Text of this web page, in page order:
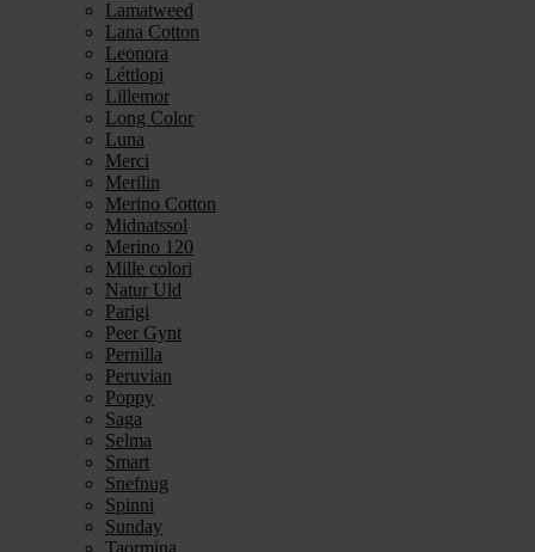
Lamatweed
Lana Cotton
Leonora
Léttlopi
Lillemor
Long Color
Luna
Merci
Merilin
Merino Cotton
Midnatssol
Merino 120
Mille colori
Natur Uld
Parigi
Peer Gynt
Pernilla
Peruvian
Poppy
Saga
Selma
Smart
Snefnug
Spinni
Sunday
Taormina